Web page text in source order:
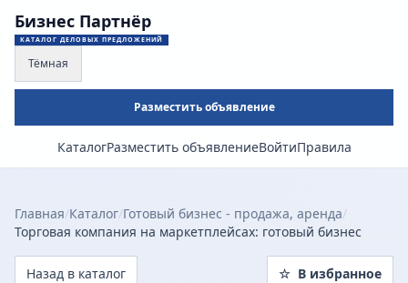
Бизнес Партнёр
КАТАЛОГ ДЕЛОВЫХ ПРЕДЛОЖЕНИЙ
Тёмная
Разместить объявление
КаталогРазместить объявлениеВойтиПравила
Главная/Каталог/Готовый бизнес - продажа, аренда/
Торговая компания на маркетплейсах: готовый бизнес
Назад в каталог ☆ В избранное